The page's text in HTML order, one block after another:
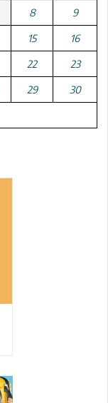
8 9
15 16
22 23
29 30